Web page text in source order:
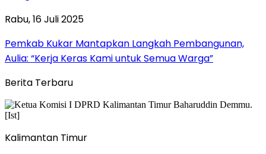
Rabu, 16 Juli 2025
Pemkab Kukar Mantapkan Langkah Pembangunan,
Aulia: “Kerja Keras Kami untuk Semua Warga”
Berita Terbaru
Kalimantan Timur